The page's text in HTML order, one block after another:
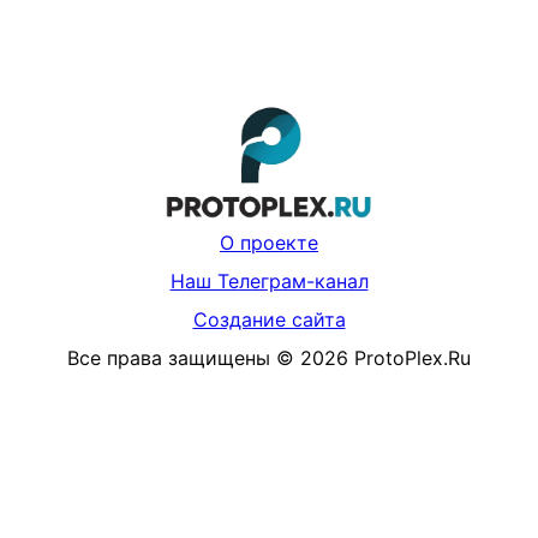
О проекте
Наш Телеграм-канал
Создание сайта
Все права защищены © 2026 ProtoPlex.Ru